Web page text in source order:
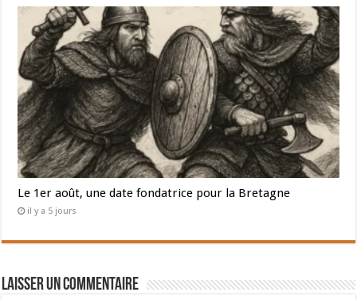
Le 1er août, une date fondatrice pour la Bretagne
il y a 5 jours
Laisser un commentaire